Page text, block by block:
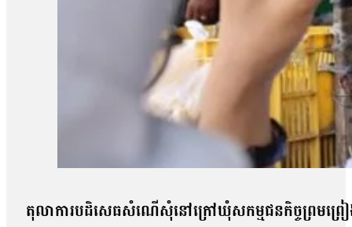
តុលាការបដិសេធសំណើសុំនៅក្រៅឃុំសកម្មជនកិច្ចព្រមព្រ